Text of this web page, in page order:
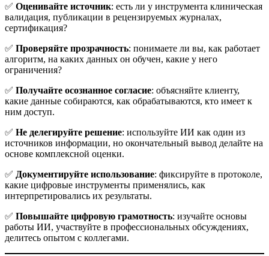
✅ Оценивайте источник: есть ли у инструмента клиническая
валидация, публикации в рецензируемых журналах,
сертификация?
✅ Проверяйте прозрачность: понимаете ли вы, как работает
алгоритм, на каких данных он обучен, какие у него
ограничения?
✅ Получайте осознанное согласие: объясняйте клиенту,
какие данные собираются, как обрабатываются, кто имеет к
ним доступ.
✅ Не делегируйте решение: используйте ИИ как один из
источников информации, но окончательный вывод делайте на
основе комплексной оценки.
✅ Документируйте использование: фиксируйте в протоколе,
какие цифровые инструменты применялись, как
интерпретировались их результаты.
✅ Повышайте цифровую грамотность: изучайте основы
работы ИИ, участвуйте в профессиональных обсуждениях,
делитесь опытом с коллегами.